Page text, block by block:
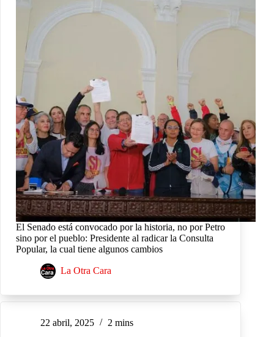
El Senado está convocado por la historia, no por Petro
sino por el pueblo: Presidente al radicar la Consulta
Popular, la cual tiene algunos cambios
La Otra Cara
22 abril, 2025 2 mins